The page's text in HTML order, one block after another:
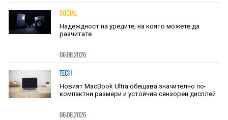
SOCIAL
Надеждност на уредите, на която можете да
разчитате
06.08.2026
TECH
Новият MacBook Ultra обещава значително по-
компактни размери и устойчив сензорен дисплей
06.08.2026